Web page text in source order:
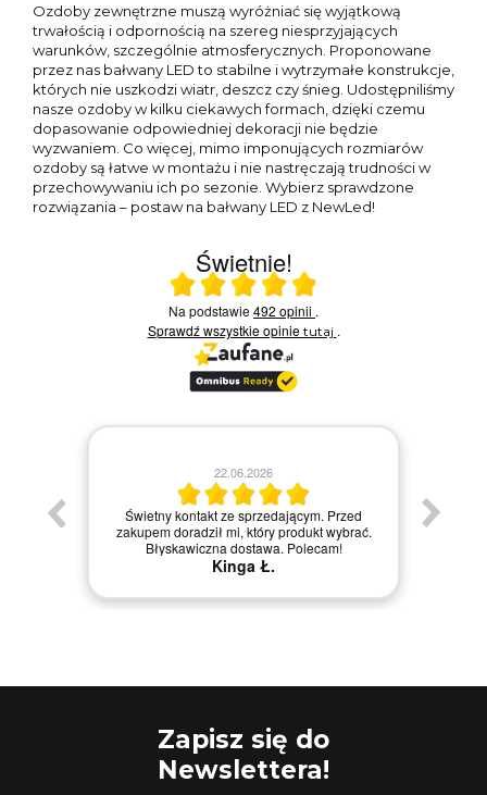
Ozdoby zewnętrzne muszą wyróżniać się wyjątkową
trwałością i odpornością na szereg niesprzyjających
warunków, szczególnie atmosferycznych. Proponowane
przez nas bałwany LED to stabilne i wytrzymałe konstrukcje,
których nie uszkodzi wiatr, deszcz czy śnieg. Udostępniliśmy
nasze ozdoby w kilku ciekawych formach, dzięki czemu
dopasowanie odpowiedniej dekoracji nie będzie
wyzwaniem. Co więcej, mimo imponujących rozmiarów
ozdoby są łatwe w montażu i nie nastręczają trudności w
przechowywaniu ich po sezonie. Wybierz sprawdzone
rozwiązania – postaw na bałwany LED z NewLed!
Świetnie!
Ocena średnia 4.9 na 5
Na podstawie492 opinii .
Sprawdź wszystkie opinie tutaj .
22.06.2026
Świetny kontakt ze sprzedającym. Przed
zakupem doradził mi, który produkt wybrać.
Błyskawiczna dostawa. Polecam!
Kinga Ł.
Zapisz się do
Newslettera!